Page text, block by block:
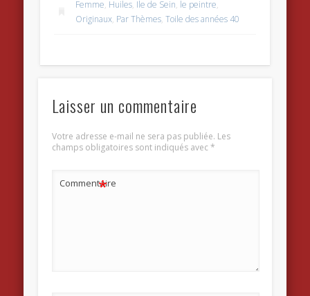
Femme, Huiles, Ile de Sein, le peintre,
Originaux, Par Thèmes,Toile des années 40
Laisser un commentaire
Votre adresse e-mail ne sera pas publiée. Les
champs obligatoires sont indiqués avec*
Commentaire
*